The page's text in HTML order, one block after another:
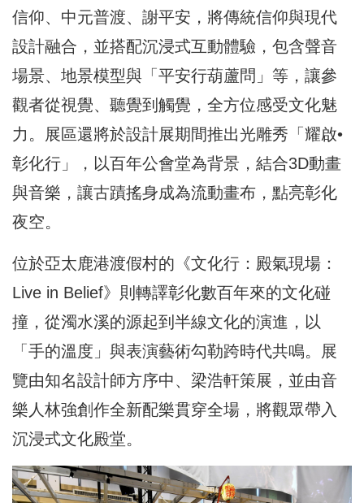
信仰、中元普渡、謝平安，將傳統信仰與現代
設計融合，並搭配沉浸式互動體驗，包含聲音
場景、地景模型與「平安行葫蘆問」等，讓參
觀者從視覺、聽覺到觸覺，全方位感受文化魅
力。展區還將於設計展期間推出光雕秀「耀啟•
彰化行」，以百年公會堂為背景，結合3D動畫
與音樂，讓古蹟搖身成為流動畫布，點亮彰化
夜空。
位於亞太鹿港渡假村的《文化行：殿氣現場：
Live in Belief》則轉譯彰化數百年來的文化碰
撞，從濁水溪的源起到半線文化的演進，以
「手的溫度」與表演藝術勾勒跨時代共鳴。展
覽由知名設計師方序中、梁浩軒策展，並由音
樂人林強創作全新配樂貫穿全場，將觀眾帶入
沉浸式文化殿堂。